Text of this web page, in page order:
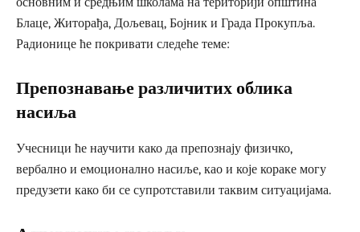
Блаце, Житорађа, Дољевац, Бојник и Града Прокупља.
Радионице ће покривати следеће теме:
Препознавање различитих облика
насиља
Учесници ће научити како да препознају физичко,
вербално и емоционално насиље, као и које кораке могу
предузети како би се супротставили таквим ситуацијама.